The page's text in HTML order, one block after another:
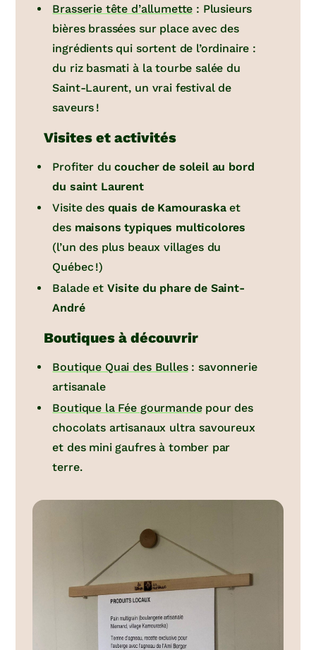
Brasserie tête d’allumette : Plusieurs
bières brassées sur place avec des
ingrédients qui sortent de l’ordinaire :
du riz basmati à la tourbe salée du
Saint-Laurent, un vrai festival de
saveurs !
Visites et activités
Profiter ducoucher de soleil au bord
du saint Laurent
Visite des quais de Kamouraskaet
des maisons typiques multicolores
(l’un des plus beaux villages du
Québec !)
Balade et Visite du phare de Saint-
André
Boutiques à découvrir
Boutique Quai des Bulles: savonnerie
artisanale
Boutique la Fée gourmandepour des
chocolats artisanaux ultra savoureux
et des mini gaufres à tomber par
terre.